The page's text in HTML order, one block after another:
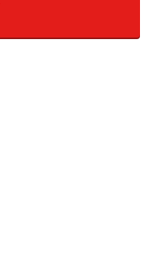
スト、モンマルトル
と思います。